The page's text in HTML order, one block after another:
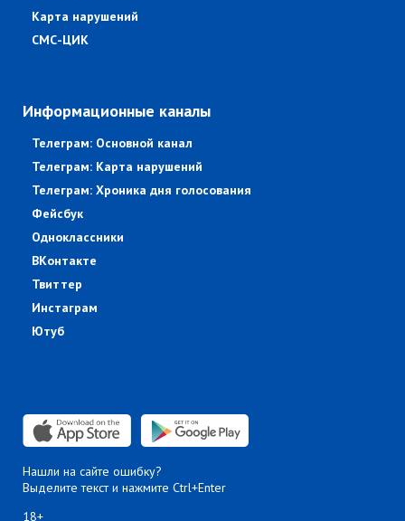
Карта нарушений
СМС-ЦИК
Информационные каналы
Телеграм: Основной канал
Телеграм: Карта нарушений
Телеграм: Хроника дня голосования
Фейсбук
Одноклассники
ВКонтакте
Твиттер
Инстаграм
Ютуб
Нашли на сайте ошибку?
Выделите текст и нажмите Ctrl+Enter
18+